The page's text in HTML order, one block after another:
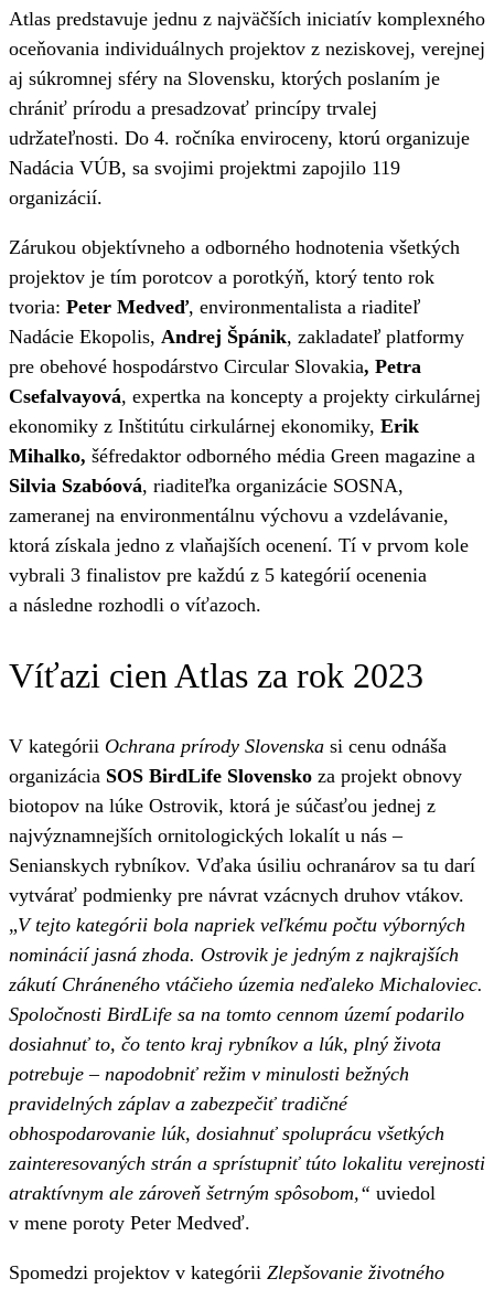
Atlas predstavuje jednu z najväčších iniciatív komplexného
oceňovania individuálnych projektov z neziskovej, verejnej
aj súkromnej sféry na Slovensku, ktorých poslaním je
chrániť prírodu a presadzovať princípy trvalej
udržateľnosti. Do 4. ročníka enviroceny, ktorú organizuje
Nadácia VÚB, sa svojimi projektmi zapojilo 119
organizácií.
Zárukou objektívneho a odborného hodnotenia všetkých
projektov je tím porotcov a porotkýň, ktorý tento rok
tvoria: Peter Medveď, environmentalista a riaditeľ
Nadácie Ekopolis, Andrej Špánik, zakladateľ platformy
pre obehové hospodárstvo Circular Slovakia, Petra
Csefalvayová, expertka na koncepty a projekty cirkulárnej
ekonomiky z Inštitútu cirkulárnej ekonomiky, Erik
Mihalko, šéfredaktor odborného média Green magazine a
Silvia Szabóová, riaditeľka organizácie SOSNA,
zameranej na environmentálnu výchovu a vzdelávanie,
ktorá získala jedno z vlaňajších ocenení. Tí v prvom kole
vybrali 3 finalistov pre každú z 5 kategórií ocenenia
a následne rozhodli o víťazoch.
Víťazi cien Atlas za rok 2023
V kategórii Ochrana prírody Slovenska si cenu odnáša
organizácia SOS BirdLife Slovensko za projekt obnovy
biotopov na lúke Ostrovik, ktorá je súčasťou jednej z
najvýznamnejších ornitologických lokalít u nás –
Senianskych rybníkov. Vďaka úsiliu ochranárov sa tu darí
vytvárať podmienky pre návrat vzácnych druhov vtákov.
„V tejto kategórii bola napriek veľkému počtu výborných
nominácií jasná zhoda. Ostrovik je jedným z najkrajších
zákutí Chráneného vtáčieho územia neďaleko Michaloviec.
Spoločnosti BirdLife sa na tomto cennom území podarilo
dosiahnuť to, čo tento kraj rybníkov a lúk, plný života
potrebuje – napodobniť režim v minulosti bežných
pravidelných záplav a zabezpečiť tradičné
obhospodarovanie lúk, dosiahnuť spoluprácu všetkých
zainteresovaných strán a sprístupniť túto lokalitu verejnosti
atraktívnym ale zároveň šetrným spôsobom,“ uviedol
v mene poroty Peter Medveď.
Spomedzi projektov v kategórii Zlepšovanie životného